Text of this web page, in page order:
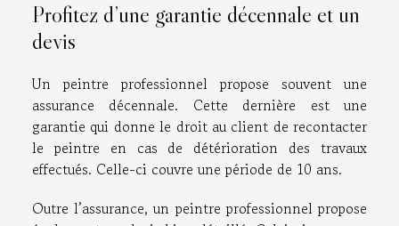
Profitez d’une garantie décennale et un
devis
Un peintre professionnel propose souvent une
assurance décennale. Cette dernière est une
garantie qui donne le droit au client de recontacter
le peintre en cas de détérioration des travaux
effectués. Celle-ci couvre une période de 10 ans.
Outre l’assurance, un peintre professionnel propose